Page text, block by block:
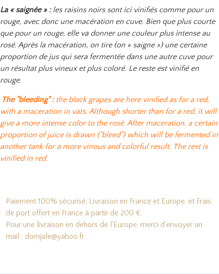
La « saignée » :les raisins noirs sont ici vinifiés comme pour un
rouge, avec donc une macération en cuve. Bien que plus courte
que pour un rouge, elle va donner une couleur plus intense au
rosé. Après la macération, on tire (on « saigne ») une certaine
proportion de jus qui sera fermentée dans une autre cuve pour
un résultat plus vineux et plus coloré. Le reste est vinifié en
rouge.
The "bleeding" :the black grapes are here vinified as for a red,
with a maceration in vats. Although shorter than for a red, it will
give a more intense color to the rosé. After maceration, a certain
proportion of juice is drawn ("bleed") which will be fermented in
another tank for a more vinous and colorful result. The rest is
vinified in red.
Paiement 100% sécurisé, Livraison en France et Europe, et Frais
de port offert en France à partir de 200 €.
Pour une livraison en dehors de l'Europe, merci d'envoyer un
mail : domjale@yahoo.fr